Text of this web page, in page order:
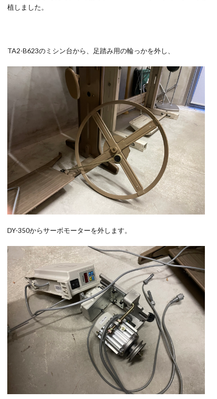
植しました。
TA2-B623のミシン台から、足踏み用の輪っかを外し、
DY-350からサーボモーターを外します。